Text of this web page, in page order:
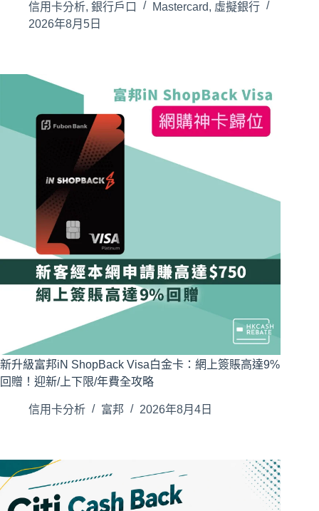
信用卡分析, 銀行戶口 Mastercard, 虛擬銀行
2026年8月5日
新升級富邦iN ShopBack Visa白金卡：網上簽賬高達9%
回贈！迎新/上下限/年費全攻略
信用卡分析 富邦 2026年8月4日